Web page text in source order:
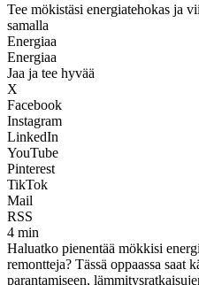
Tee mökistäsi energiatehokas ja
samalla
Energiaa
Energiaa
Jaa ja tee hyvää
X
Facebook
Instagram
LinkedIn
YouTube
Pinterest
TikTok
Mail
RSS
4 min
Haluatko pienentää mökkisi
remontteja? Tässä oppaassa saat
parantamiseen,